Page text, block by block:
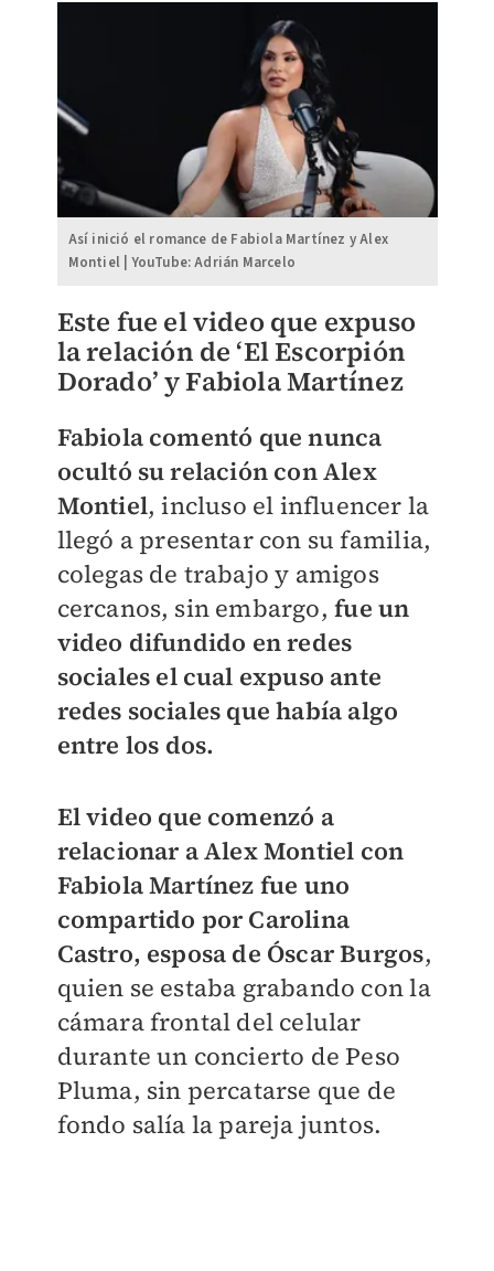
Así inició el romance de Fabiola Martínez y Alex
Montiel | YouTube: Adrián Marcelo
Este fue el video que expuso
la relación de ‘El Escorpión
Dorado’ y Fabiola Martínez
Fabiola comentó que nunca
ocultó su relación con Alex
Montiel, incluso el influencer la
llegó a presentar con su familia,
colegas de trabajo y amigos
cercanos, sin embargo, fue un
video difundido en redes
sociales el cual expuso ante
redes sociales que había algo
entre los dos.
El video que comenzó a
relacionar a Alex Montiel con
Fabiola Martínez fue uno
compartido por Carolina
Castro, esposa de Óscar Burgos,
quien se estaba grabando con la
cámara frontal del celular
durante un concierto de Peso
Pluma, sin percatarse que de
fondo salía la pareja juntos.